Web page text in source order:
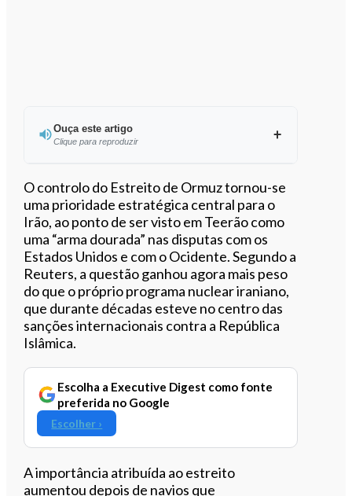
Ouça este artigo
Clique para reproduzir
0:00/ 6:47
O controlo do Estreito de Ormuz tornou-se
uma prioridade estratégica central para o
Irão, ao ponto de ser visto em Teerão como
uma “arma dourada” nas disputas com os
Estados Unidos e com o Ocidente. Segundo a
Reuters, a questão ganhou agora mais peso
do que o próprio programa nuclear iraniano,
que durante décadas esteve no centro das
sanções internacionais contra a República
Islâmica.
Escolha a Executive Digest como fonte
preferida no Google
Escolher ›
A importância atribuída ao estreito
aumentou depois de navios que